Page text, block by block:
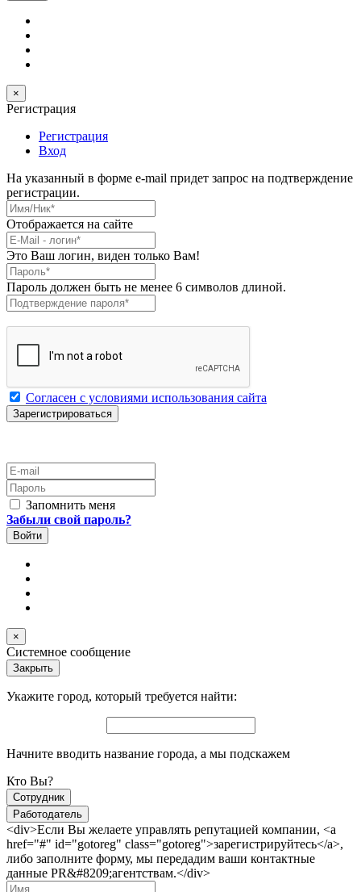
×
Регистрация
Регистрация
Вход
На указанный в форме e-mail придет запрос на подтверждение
регистрации.
Имя/Ник
Отображается на сайте
E-Mail *
Это Ваш логин, виден только Вам!
Пароль*
Пароль должен быть не менее 6 символов длиной.
Подтверждение пароля
Согласен с условиями использования сайта
E-mail
Пароль
Запомнить меня
Забыли свой пароль?
×
Системное сообщение
Закрыть
Укажите город, который требуется найти:
Начните вводить название города, а мы подскажем
Кто Вы?
Сотрудник
Работодатель
<div>Если Вы желаете управлять репутацией компании, <a
href="#" id="gotoreg" class="gotoreg">зарегистрируйтесь</a>,
либо заполните форму, мы передадим ваши контактные
данные PR&#8209;агентствам.</div>